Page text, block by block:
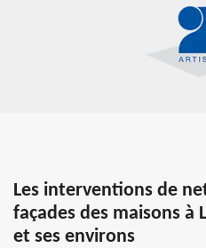
Les interventions de
façades des maisons à
et ses environs